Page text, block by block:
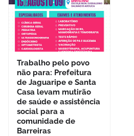
Trabalho pelo povo
não para: Prefeitura
de Jaguaripe e Santa
Casa levam mutirão
de saúde e assistência
social para a
comunidade de
Barreiras